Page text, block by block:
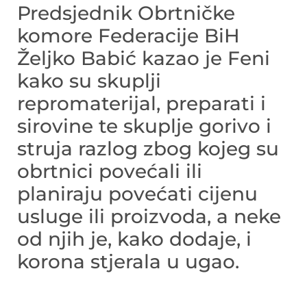
Predsjednik Obrtničke
komore Federacije BiH
Željko Babić kazao je Feni
kako su skuplji
repromaterijal, preparati i
sirovine te skuplje gorivo i
struja razlog zbog kojeg su
obrtnici povećali ili
planiraju povećati cijenu
usluge ili proizvoda, a neke
od njih je, kako dodaje, i
korona stjerala u ugao.